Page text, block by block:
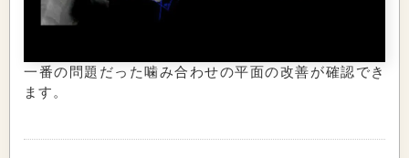
一番の問題だった噛み合わせの平面の改善が確認でき
ます。